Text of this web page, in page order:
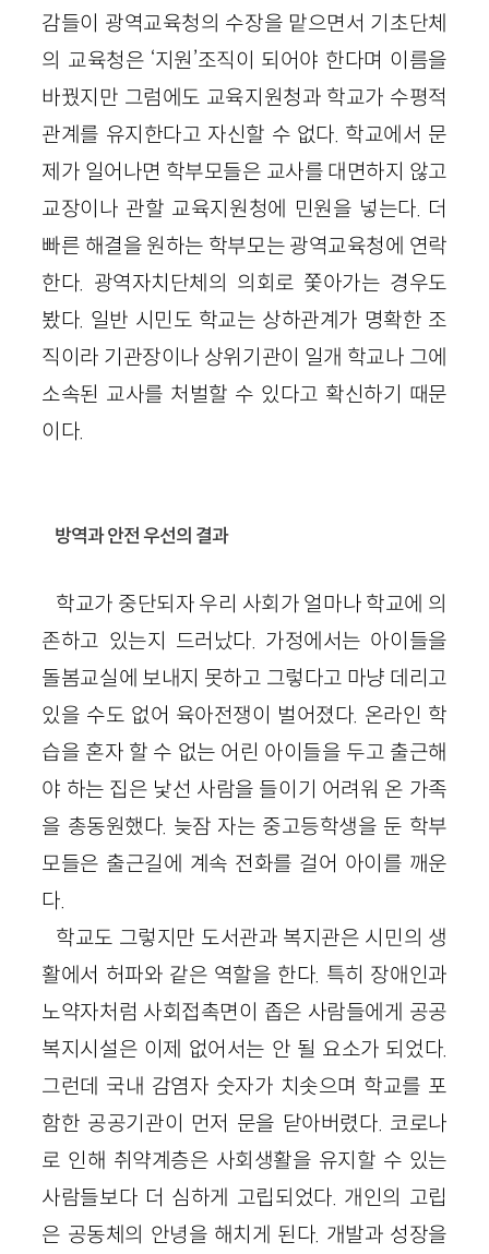
감들이 광역교육청의 수장을 맡으면서 기초단체
의 교육청은 ‘지원’조직이 되어야 한다며 이름을
바꿨지만 그럼에도 교육지원청과 학교가 수평적
관계를 유지한다고 자신할 수 없다. 학교에서 문
제가 일어나면 학부모들은 교사를 대면하지 않고
교장이나 관할 교육지원청에 민원을 넣는다. 더
빠른 해결을 원하는 학부모는 광역교육청에 연락
한다. 광역자치단체의 의회로 쫓아가는 경우도
봤다. 일반 시민도 학교는 상하관계가 명확한 조
직이라 기관장이나 상위기관이 일개 학교나 그에
소속된 교사를 처벌할 수 있다고 확신하기 때문
이다.
방역과 안전 우선의 결과
학교가 중단되자 우리 사회가 얼마나 학교에 의
존하고 있는지 드러났다. 가정에서는 아이들을
돌봄교실에 보내지 못하고 그렇다고 마냥 데리고
있을 수도 없어 육아전쟁이 벌어졌다. 온라인 학
습을 혼자 할 수 없는 어린 아이들을 두고 출근해
야 하는 집은 낯선 사람을 들이기 어려워 온 가족
을 총동원했다. 늦잠 자는 중고등학생을 둔 학부
모들은 출근길에 계속 전화를 걸어 아이를 깨운
다.
학교도 그렇지만 도서관과 복지관은 시민의 생
활에서 허파와 같은 역할을 한다. 특히 장애인과
노약자처럼 사회접촉면이 좁은 사람들에게 공공
복지시설은 이제 없어서는 안 될 요소가 되었다.
그런데 국내 감염자 숫자가 치솟으며 학교를 포
함한 공공기관이 먼저 문을 닫아버렸다. 코로나
로 인해 취약계층은 사회생활을 유지할 수 있는
사람들보다 더 심하게 고립되었다. 개인의 고립
은 공동체의 안녕을 해치게 된다. 개발과 성장을